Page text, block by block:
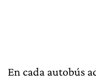
En cada autobús